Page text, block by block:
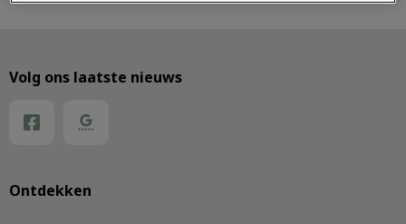
Ontdekken
Volg ons laatste nieuws